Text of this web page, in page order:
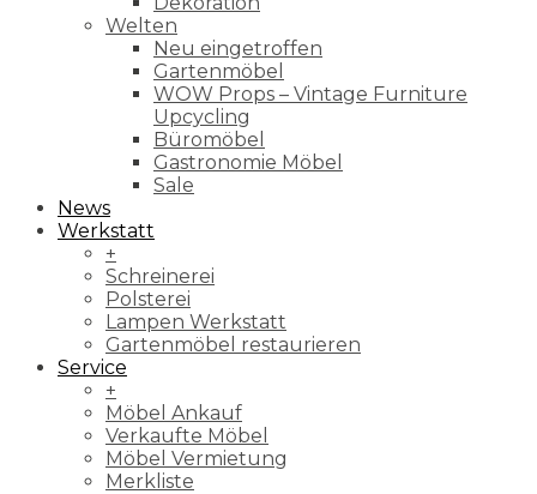
Welten
Neu eingetroffen
Gartenmöbel
WOW Props – Vintage Furniture
Upcycling
Büromöbel
Gastronomie Möbel
Sale
News
Werkstatt
+
Schreinerei
Polsterei
Lampen Werkstatt
Gartenmöbel restaurieren
Service
+
Möbel Ankauf
Verkaufte Möbel
Möbel Vermietung
Merkliste